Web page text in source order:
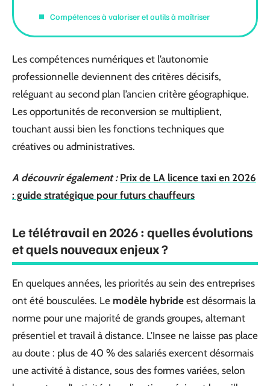
Compétences à valoriser et outils à maîtriser
Les compétences numériques et l’autonomie
professionnelle deviennent des critères décisifs,
reléguant au second plan l’ancien critère géographique.
Les opportunités de reconversion se multiplient,
touchant aussi bien les fonctions techniques que
créatives ou administratives.
A découvrir également : Prix de LA licence taxi en 2026
: guide stratégique pour futurs chauffeurs
Le télétravail en 2026 : quelles évolutions
et quels nouveaux enjeux ?
En quelques années, les priorités au sein des entreprises
ont été bousculées. Le modèle hybride est désormais la
norme pour une majorité de grands groupes, alternant
présentiel et travail à distance. L’Insee ne laisse pas place
au doute : plus de 40 % des salariés exercent désormais
une activité à distance, sous des formes variées, selon